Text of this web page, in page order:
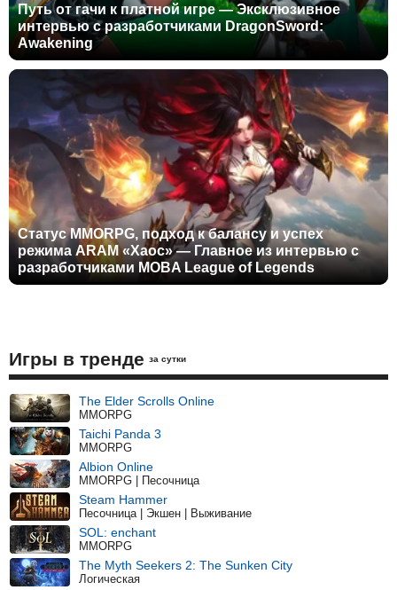
Путь от гачи к платной игре — Эксклюзивное
интервью с разработчиками DragonSword:
Awakening
Статус MMORPG, подход к балансу и успех
режима ARAM «Хаос» — Главное из интервью с
разработчиками MOBA League of Legends
Игры в тренде за сутки
The Elder Scrolls Online
MMORPG
Taichi Panda 3
MMORPG
Albion Online
MMORPG | Песочница
Steam Hammer
Песочница | Экшен | Выживание
SOL: enchant
MMORPG
The Myth Seekers 2: The Sunken City
Логическая